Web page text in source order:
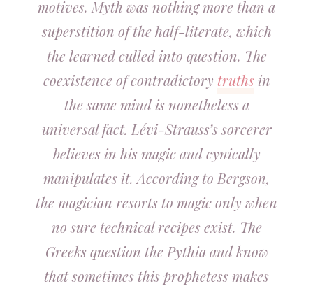
motives. Myth was nothing more than a
superstition of the half-literate, which
the learned culled into question. The
coexistence of contradictory truthsin
the same mind is nonetheless a
universal fact. Lévi-Strauss’s sorcerer
believes in his magic and cynically
manipulates it. According to Bergson,
the magician resorts to magic only when
no sure technical recipes exist. The
Greeks question the Pythia and know
that sometimes this prophetess makes